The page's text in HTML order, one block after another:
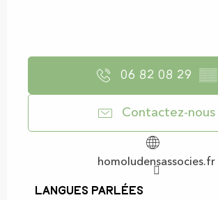
06 82 08 29 ▒▒
Contactez-nous
homoludensassocies.fr
Langues parlées
Langues parlées